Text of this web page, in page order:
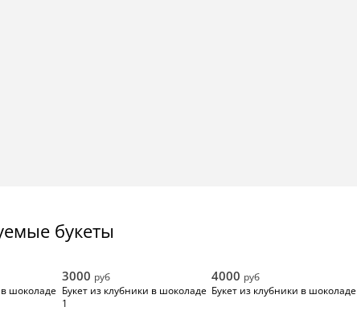
букеты
в шоколаде
3000 руб
Букет из клубники в шоколаде
1
4000 руб
Букет из клубники в шоколаде